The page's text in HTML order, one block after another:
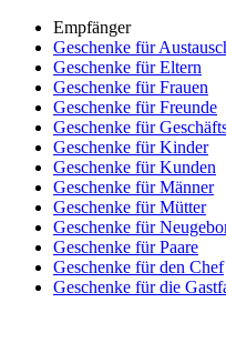
Empfänger
Geschenke für
Geschenke für Eltern
Geschenke für Frauen
Geschenke für Freunde
Geschenke für
Geschenke für Kinder
Geschenke für Kunden
Geschenke für Männer
Geschenke für Mütter
Geschenke für
Geschenke für Paare
Geschenke für den Chef
Geschenke für die